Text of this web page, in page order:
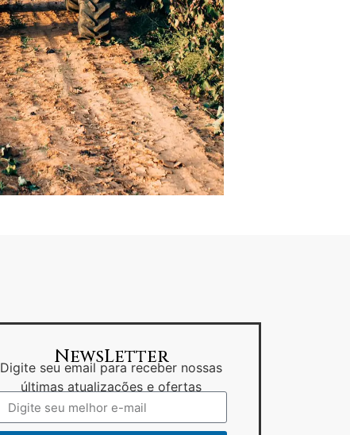
NewsLetter
Digite seu email para receber nossas
últimas atualizações e ofertas